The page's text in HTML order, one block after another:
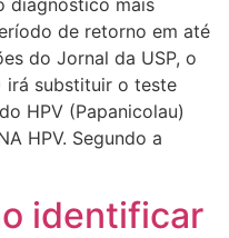
diagnóstico mais
de retorno em até
do Jornal da USP, o
irá substituir o teste
HPV (Papanicolau)
HPV. Segundo a
identificar